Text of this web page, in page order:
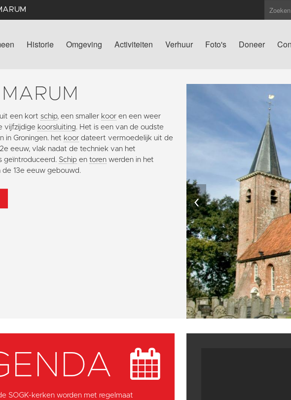
Historie Omgeving Activiteiten Verhuur Foto's Doneer
een kort schip, een smaller koor en een weer
vijfzijdige koorsluiting. Het is een van de oudste
in Groningen. het koor dateert vermoedelijk uit de
eeuw, vlak nadat de techniek van het
geïntroduceerd. Schip en toren werden in het
13e eeuw gebouwd.
‹
SOGK-kerken worden met regelmaat